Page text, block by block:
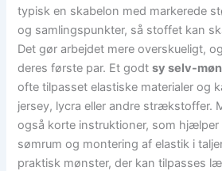
typisk en skabelon med markerede
og samlingspunkter, så stoffet kan
Det gør arbejdet mere overskueligt,
deres første par. Et godtsy selv-
ofte tilpasset elastiske materialer og
jersey, lycra eller andre strækstoffer.
også korte instruktioner, som hjælper
sømrum og montering af elastik i
praktisk mønster, der kan tilpasses